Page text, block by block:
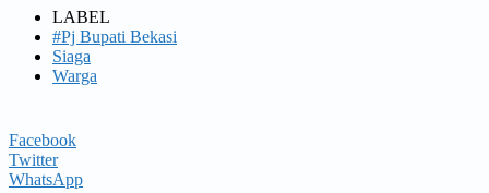
LABEL
#Pj Bupati Bekasi
Siaga
Warga
Facebook
Twitter
WhatsApp